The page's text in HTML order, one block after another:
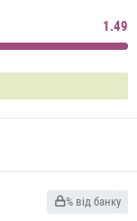
1.49
% від банку